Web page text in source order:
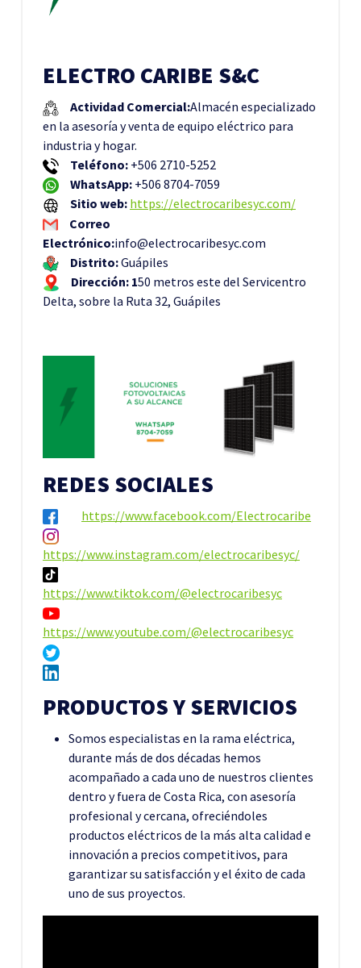
ELECTRO CARIBE S&C
Actividad Comercial:Almacén especializado
en la asesoría y venta de equipo eléctrico para
industria y hogar.
Teléfono: +506 2710-5252
WhatsApp: +506 8704-7059
Sitio web: https://electrocaribesyc.com/
Correo
Electrónico:info@electrocaribesyc.com
Distrito:Guápiles
Dirección: 150 metros este del Servicentro
Delta, sobre la Ruta 32, Guápiles
REDES SOCIALES
https://www.facebook.com/Electrocaribe
https://www.instagram.com/electrocaribesyc/
https://www.tiktok.com/@electrocaribesyc
https://www.youtube.com/@electrocaribesyc
PRODUCTOS Y SERVICIOS
Somos especialistas en la rama eléctrica,
durante más de dos décadas hemos
acompañado a cada uno de nuestros clientes
dentro y fuera de Costa Rica, con asesoría
profesional y cercana, ofreciéndoles
productos eléctricos de la más alta calidad e
innovación a precios competitivos, para
garantizar su satisfacción y el éxito de cada
uno de sus proyectos.